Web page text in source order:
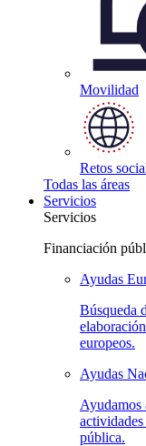
Movilidad
Retos
Todas las áreas
Servicios
Servicios
Financiación
Ayudas
Búsqueda
europeos.
Ayudas
Ayudamos
pública.